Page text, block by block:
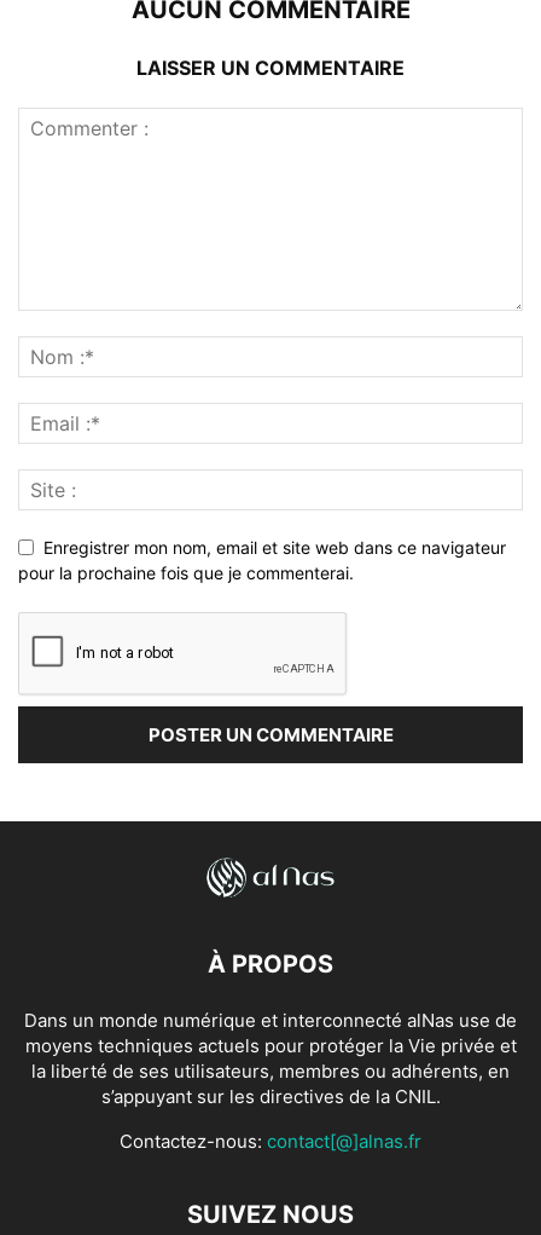
AUCUN COMMENTAIRE
LAISSER UN COMMENTAIRE
Enregistrer mon nom, email et site web dans ce navigateur
pour la prochaine fois que je commenterai.
À PROPOS
Dans un monde numérique et interconnecté alNas use de
moyens techniques actuels pour protéger la Vie privée et
la liberté de ses utilisateurs, membres ou adhérents, en
s’appuyant sur les directives de la CNIL.
Contactez-nous: contact[@]alnas.fr
SUIVEZ NOUS